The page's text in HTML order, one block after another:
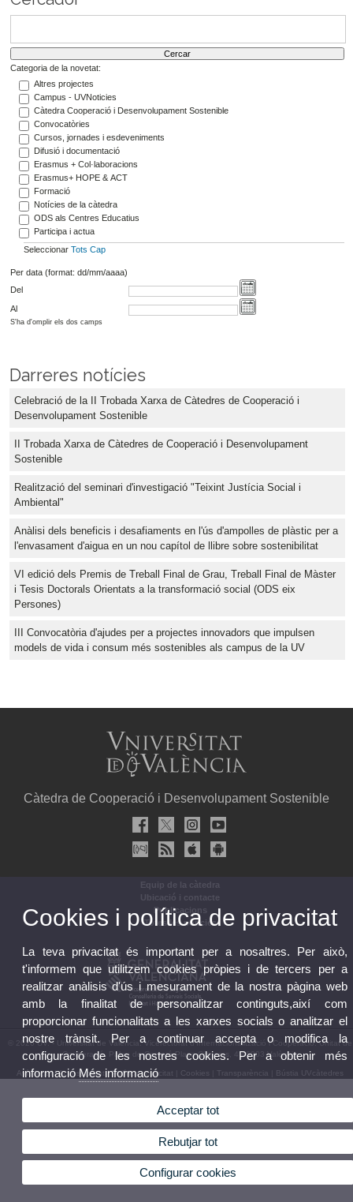
Categoria de la novetat:
Altres projectes
Campus - UVNoticies
Càtedra Cooperació i Desenvolupament Sostenible
Convocatòries
Cursos, jornades i esdeveniments
Difusió i documentació
Erasmus + Col·laboracions
Erasmus+ HOPE & ACT
Formació
Notícies de la càtedra
ODS als Centres Educatius
Participa i actua
Seleccionar Tots Cap
Per data (format: dd/mm/aaaa)
Del
Al
S'ha d'omplir els dos camps
Darreres notícies
Celebració de la II Trobada Xarxa de Càtedres de Cooperació i
Desenvolupament Sostenible
II Trobada Xarxa de Càtedres de Cooperació i Desenvolupament
Sostenible
Realització del seminari d'investigació "Teixint Justícia Social i
Ambiental"
Anàlisi dels beneficis i desafiaments en l'ús d'ampolles de plàstic per a
l'envasament d'aigua en un nou capítol de llibre sobre sostenibilitat
VI edició dels Premis de Treball Final de Grau, Treball Final de Màster
i Tesis Doctorals Orientats a la transformació social (ODS eix
Persones)
III Convocatòria d'ajudes per a projectes innovadors que impulsen
models de vida i consum més sostenibles als campus de la UV
Càtedra de Cooperació i Desenvolupament Sostenible
Equip de la càtedra
Ubicació i contacte
Publicacions
Totes les notícies
© 2026 UV. - Universitat de València. Vicerectorat d'Internacionalització i Cooperació. Unitat de
Cooperació. Palau de Cerveró Plaça Cisneros, 4 46003 València
Avís legal|Accessibilitat|Política privacitat Cookies Transparència Bústia UVcàtedres
Cookies i política de privacitat
La teva privacitat és important per a nosaltres. Per això,
t'informem que utilitzem cookies pròpies i de tercers per a
realitzar anàlisis d'ús i mesurament de la nostra pàgina web
amb la finalitat de personalitzar continguts,així com
proporcionar funcionalitats a les xarxes socials o analitzar el
nostre trànsit. Per a continuar accepta o modifica la
configuració de les nostres cookies. Per a obtenir més
informacióMés informació
Acceptar tot
Rebutjar tot
Configurar cookies